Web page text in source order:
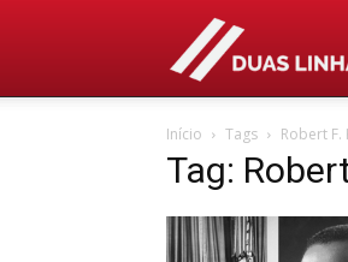
Início Tags Robert F.
Tag: